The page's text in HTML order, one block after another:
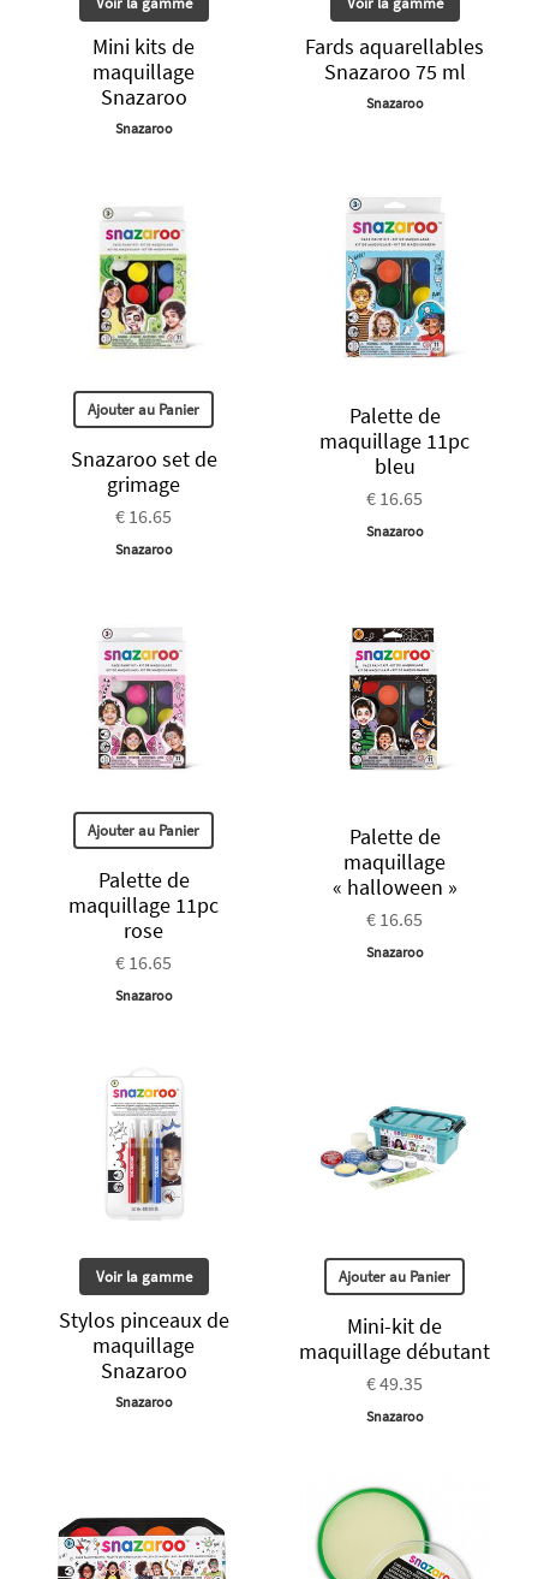
Mini kits de
maquillage
Snazaroo
Snazaroo
Fards aquarellables
Snazaroo 75 ml
Snazaroo
Ajouter au Panier
Snazaroo set de
grimage
€ 16.65
Snazaroo
Palette de
maquillage 11pc
bleu
€ 16.65
Snazaroo
Ajouter au Panier
Palette de
maquillage 11pc
rose
€ 16.65
Snazaroo
Palette de
maquillage
« halloween »
€ 16.65
Snazaroo
Voir la gamme
Stylos pinceaux de
maquillage
Snazaroo
Snazaroo
Ajouter au Panier
Mini-kit de
maquillage débutant
€ 49.35
Snazaroo